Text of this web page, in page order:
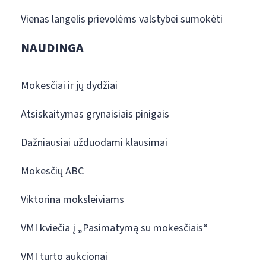
Vienas langelis prievolėms valstybei sumokėti
NAUDINGA
Mokesčiai ir jų dydžiai
Atsiskaitymas grynaisiais pinigais
Dažniausiai užduodami klausimai
Mokesčių ABC
Viktorina moksleiviams
VMI kviečia į „Pasimatymą su mokesčiais“
VMI turto aukcionai